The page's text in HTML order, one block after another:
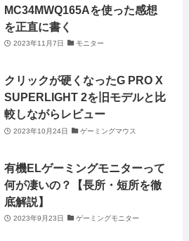
MC34MWQ165Aを使った感想
を正直に書く
2023年11月7日 モニター
クリックが硬くなったG PRO X
SUPERLIGHT 2を旧モデルと比
較しながらレビュー
2023年10月24日 ゲーミングマウス
有機ELゲーミングモニターって
何が凄いの？【長所・短所を徹
底解説】
2023年9月23日 ゲーミングモニター